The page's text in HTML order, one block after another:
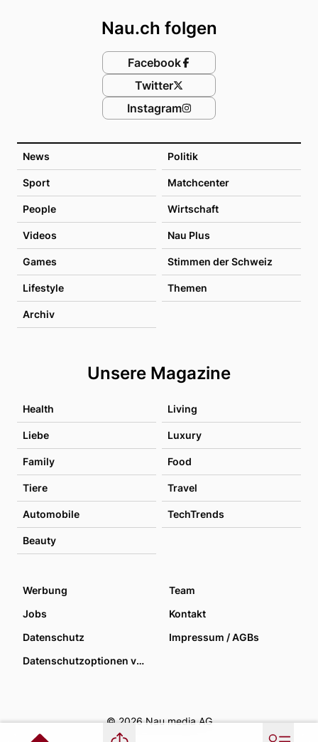
News Politik
Sport Matchcenter
People Wirtschaft
Videos Nau Plus
Games Stimmen der Schweiz
Lifestyle Themen
Archiv
Unsere Magazine
Health Living
Liebe Luxury
Family Food
Tiere Travel
Automobile TechTrends
Beauty
Nau.ch folgen
Facebook
Twitter
Instagram
Werbung
Team
Jobs
Kontakt
Datenschutz
Impressum / AGBs
Datenschutzoptionen verwalten
© 2026 Nau media AG